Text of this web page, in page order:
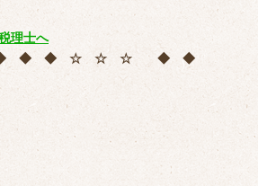
◆ ◆ ☆ ☆ ☆ ◆ ◆